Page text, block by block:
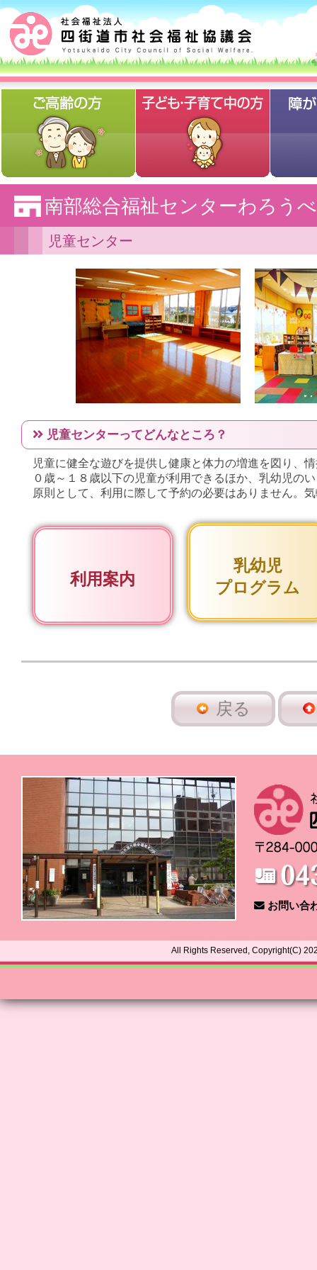
南部総合福祉センターわろう
児童センター
児童センターってどんなところ？
児童に健全な遊びを提供し健康と体力の増進を図り、
０歳～１８歳以下の児童が利用できるほか、乳幼児の
原則として、利用に際して予約の必要はありません。
利用案内
乳幼児
プログラム
戻る
お問い合
All Rights Reserved, Copyright(C)